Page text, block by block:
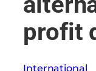
profit
International